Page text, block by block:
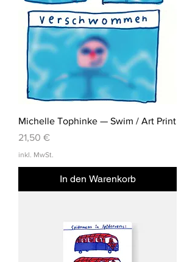
Michelle Tophinke — Swim / Art Print
Preis
21,50 €
inkl. MwSt.
In den Warenkorb